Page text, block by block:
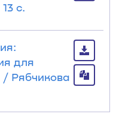
с.
для
/ Рябчикова